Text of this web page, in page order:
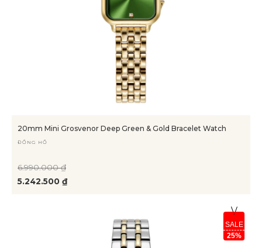
20mm Mini Grosvenor Deep Green & Gold Bracelet Watch
ĐỒNG HỒ
5.242.500 ₫
6.990.000 ₫
SALE
25%